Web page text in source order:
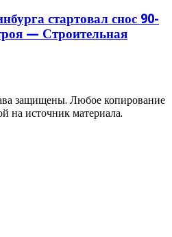
стартовал снос 90-
— Строительная
защищены. Любое копирование
на источник материала.